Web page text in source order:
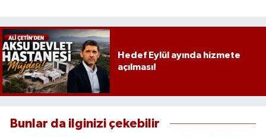
Hedef Eylül ayında hizmete
açılması!
Bunlar da ilginizi çekebilir